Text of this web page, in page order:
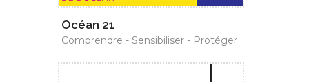
Océan 21
Comprendre - Sensibiliser - Protéger